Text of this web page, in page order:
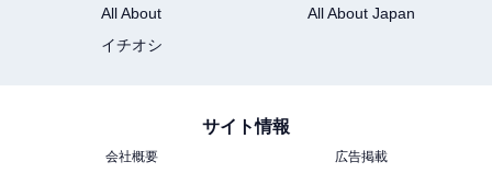
All About
All About Japan
イチオシ
サイト情報
会社概要
広告掲載